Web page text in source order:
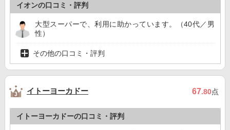
イオンの口コミ・評判
大型スーパーで、利用に助かっています。（40代／男
性）
その他の口コミ・評判
イトーヨーカドー 67.80点
イトーヨーカドーの口コミ・評判